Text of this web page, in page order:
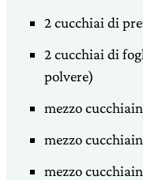
2 cucchiai di
2 cucchiai di
polvere)
mezzo
mezzo
mezzo